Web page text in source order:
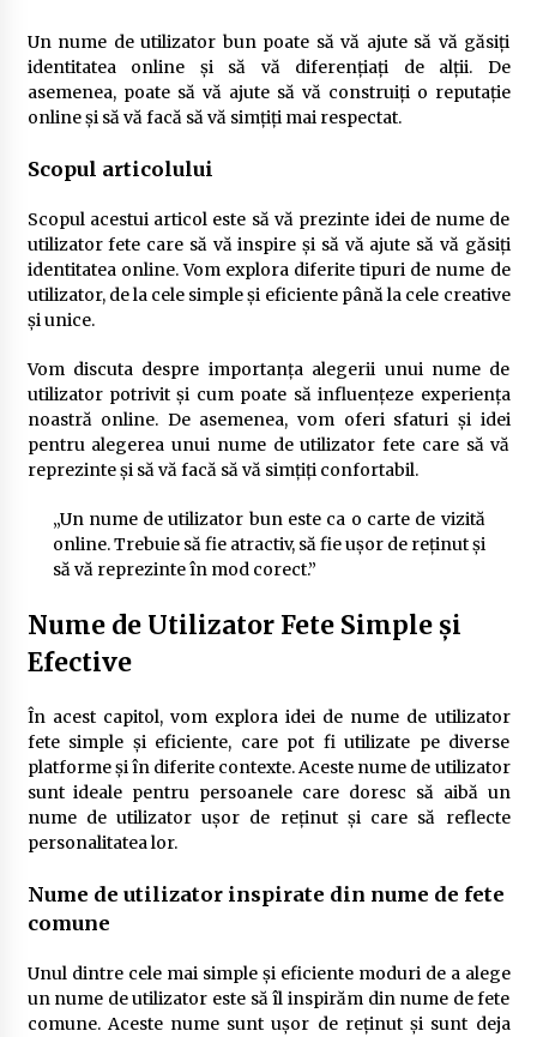
Un nume de utilizator bun poate să vă ajute să vă găsiți
identitatea online și să vă diferențiați de alții. De
asemenea, poate să vă ajute să vă construiți o reputație
online și să vă facă să vă simțiți mai respectat.
Scopul articolului
Scopul acestui articol este să vă prezinte idei de nume de
utilizator fete care să vă inspire și să vă ajute să vă găsiți
identitatea online. Vom explora diferite tipuri de nume de
utilizator, de la cele simple și eficiente până la cele creative
și unice.
Vom discuta despre importanța alegerii unui nume de
utilizator potrivit și cum poate să influențeze experiența
noastră online. De asemenea, vom oferi sfaturi și idei
pentru alegerea unui nume de utilizator fete care să vă
reprezinte și să vă facă să vă simțiți confortabil.
„Un nume de utilizator bun este ca o carte de vizită
online. Trebuie să fie atractiv, să fie ușor de reținut și
să vă reprezinte în mod corect.”
Nume de Utilizator Fete Simple și
Efective
În acest capitol, vom explora idei de nume de utilizator
fete simple și eficiente, care pot fi utilizate pe diverse
platforme și în diferite contexte. Aceste nume de utilizator
sunt ideale pentru persoanele care doresc să aibă un
nume de utilizator ușor de reținut și care să reflecte
personalitatea lor.
Nume de utilizator inspirate din nume de fete
comune
Unul dintre cele mai simple și eficiente moduri de a alege
un nume de utilizator este să îl inspirăm din nume de fete
comune. Aceste nume sunt ușor de reținut și sunt deja